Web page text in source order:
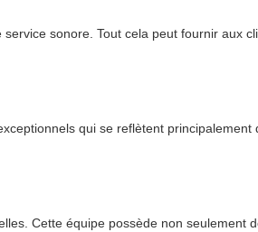
sonore. Tout cela peut fournir aux
qui se reflètent principalement
Cette équipe possède non seulement